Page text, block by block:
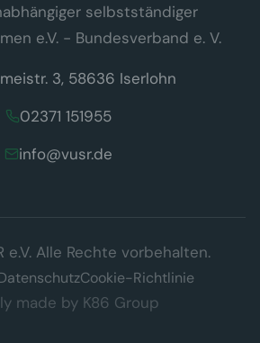
selbstständiger
e.V. - Bundesverband e. V.
3, 58636 Iserlohn
02371 151955
info@vusr.de
e.V. Alle Rechte vorbehalten.
Cookie-Richtlinie
made by K86 Group
ausschließlich technisch notwendige
keine Tracking- oder Marketing-Cookies